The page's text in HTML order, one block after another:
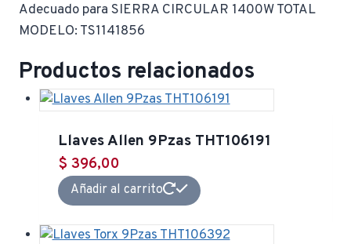
Adecuado para SIERRA CIRCULAR 1400W TOTAL
MODELO: TS1141856
Productos relacionados
Llaves Allen 9Pzas THT106191
$ 396,00
Añadir al carrito